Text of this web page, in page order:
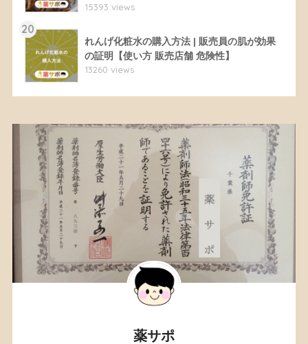
15393 views
20
れんげ化粧水の購入方法 | 販売員の肌が効果
の証明【使い方 販売店舗 危険性】
13260 views
薬サポ